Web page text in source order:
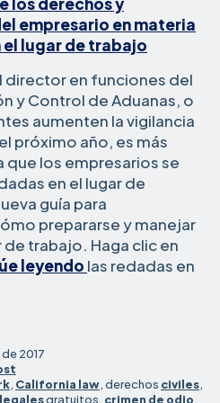
director en funciones del
y Control de Aduanas, o
aumenten la vigilancia
próximo año, es más
los empresarios se
en el lugar de
guía para
prepararse y manejar
de trabajo. Haga clic en
leyendo 5
saber
las redadas en
2017
, California law, derechos civiles,
gratuitos, crimen de odio,